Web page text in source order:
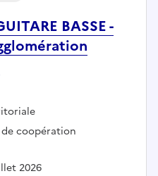
BASSE -
de coopération
2026